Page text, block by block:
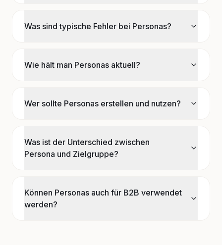
Was sind typische Fehler bei Personas?
Wie hält man Personas aktuell?
Wer sollte Personas erstellen und nutzen?
Was ist der Unterschied zwischen
Persona und Zielgruppe?
Können Personas auch für B2B verwendet
werden?